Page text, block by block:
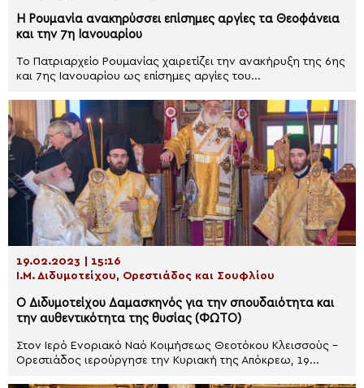
Η Ρουμανία ανακηρύσσει επίσημες αργίες τα Θεοφάνεια
και την 7η Ιανουαρίου
Το Πατριαρχείο Ρουμανίας χαιρετίζει την ανακήρυξη της 6ης
και 7ης Ιανουαρίου ως επίσημες αργίες του...
19.02.2023 | 15:16
Ι.Μ. Διδυμοτείχου, Ορεστιάδος και Σουφλίου
Ο Διδυμοτείχου Δαμασκηνός για την σπουδαιότητα και
την αυθεντικότητα της θυσίας (ΦΩΤΟ)
Στον Ιερό Ενοριακό Ναό Κοιμήσεως Θεοτόκου Κλεισσούς –
Ορεστιάδος ιερούργησε την Κυριακή της Απόκρεω, 19...